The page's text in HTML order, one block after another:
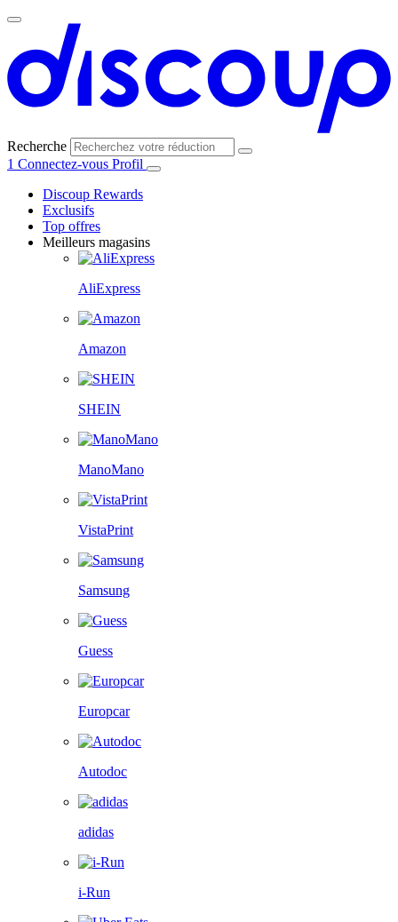
Recherche
1 Connectez-vous Profil
Discoup Rewards
Exclusifs
Top offres
Meilleurs magasins
AliExpress
Amazon
SHEIN
ManoMano
VistaPrint
Samsung
Guess
Europcar
Autodoc
adidas
i-Run